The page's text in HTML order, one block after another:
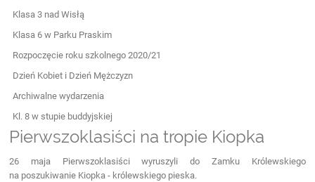
Klasa 3 nad Wisłą
Klasa 6 w Parku Praskim
Rozpoczęcie roku szkolnego 2020/21
Dzień Kobiet i Dzień Mężczyzn
Archiwalne wydarzenia
Kl. 8 w stupie buddyjskiej
Pierwszoklasiści na tropie Kiopka
26 maja Pierwszoklasiści wyruszyli do Zamku Królewskiego
na poszukiwanie Kiopka - królewskiego pieska.